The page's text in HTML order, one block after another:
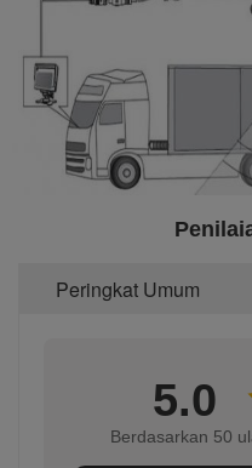
Peringkat Umum
5.0
Berdasarkan 50